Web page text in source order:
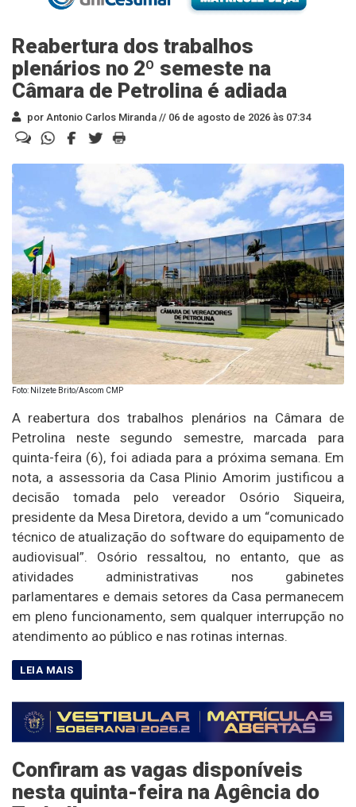
Reabertura dos trabalhos
plenários no 2º semeste na
Câmara de Petrolina é adiada
por Antonio Carlos Miranda // 06 de agosto de 2026 às 07:34
Foto: Nilzete Brito/Ascom CMP
A reabertura dos trabalhos plenários na Câmara de
Petrolina neste segundo semestre, marcada para
quinta-feira (6), foi adiada para a próxima semana. Em
nota, a assessoria da Casa Plinio Amorim justificou a
decisão tomada pelo vereador Osório Siqueira,
presidente da Mesa Diretora, devido a um “comunicado
técnico de atualização do software do equipamento de
audiovisual”. Osório ressaltou, no entanto, que as
atividades administrativas nos gabinetes
parlamentares e demais setores da Casa permanecem
em pleno funcionamento, sem qualquer interrupção no
atendimento ao público e nas rotinas internas.
Confiram as vagas disponíveis
nesta quinta-feira na Agência do